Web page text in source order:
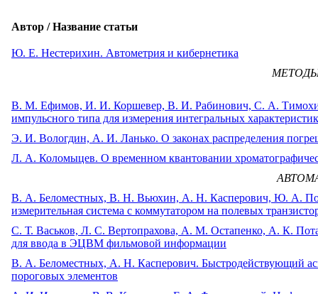
Автор / Название статьи
Ю. Е. Нестерихин. Автометрия и кибернетика
В. М. Ефимов, И. И. Коршевер, В. И. Рабинович, С. А.
импульсного типа для измерения интегральных
Э. И. Вологдин, А. И. Ланько. О законах распределения
Л. А. Коломыцев. О временном квантовании
B. А. Беломестных, В. Н. Вьюхин, А. Н. Касперович, Ю. А.
измерительная система с коммутатором на полевых
C. Т. Васьков, Л. С. Вертопрахова, А. М. Остапенко, А. К.
для ввода в ЭЦВМ фильмовой информации
В. А. Беломестных, А. Н. Касперович. Быстродействующий
пороговых элементов